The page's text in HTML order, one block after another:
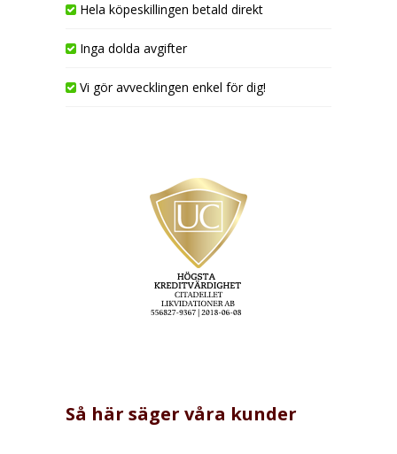
Hela köpeskillingen betald direkt
Inga dolda avgifter
Vi gör avvecklingen enkel för dig!
Så här säger våra kunder